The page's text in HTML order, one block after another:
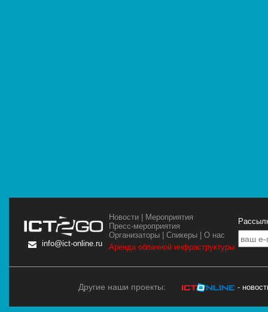
info@ict-online.ru
Новости
Мероприятия
Пресс-мероприятия
Организаторы |Спикеры |О нас
Аренда облачной инфраструктуры
Другие наши проекты: -